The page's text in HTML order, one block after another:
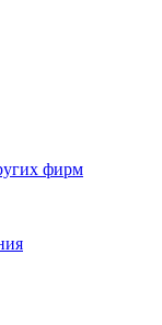
фирм